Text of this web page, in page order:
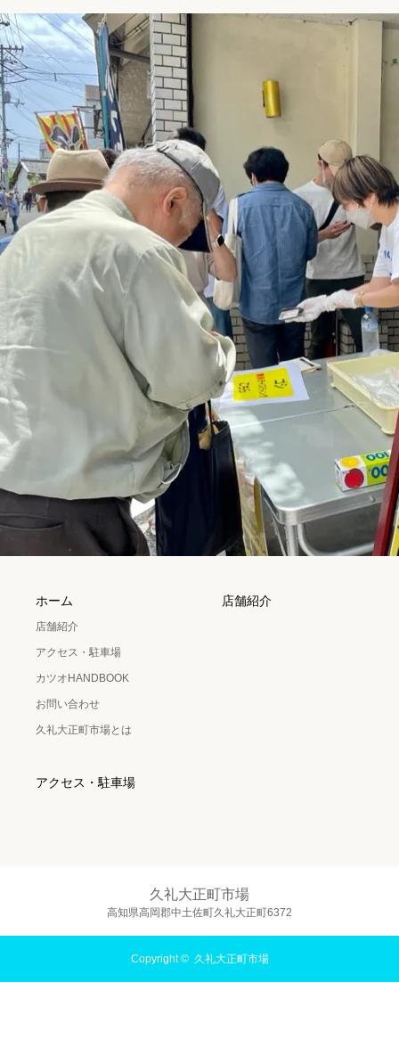
ホーム
店舗紹介
アクセス・駐車場
カツオHANDBOOK
お問い合わせ
久礼大正町市場とは
店舗紹介
アクセス・駐車場
久礼大正町市場
高知県高岡郡中土佐町久礼大正町6372
Copyright © 久礼大正町市場